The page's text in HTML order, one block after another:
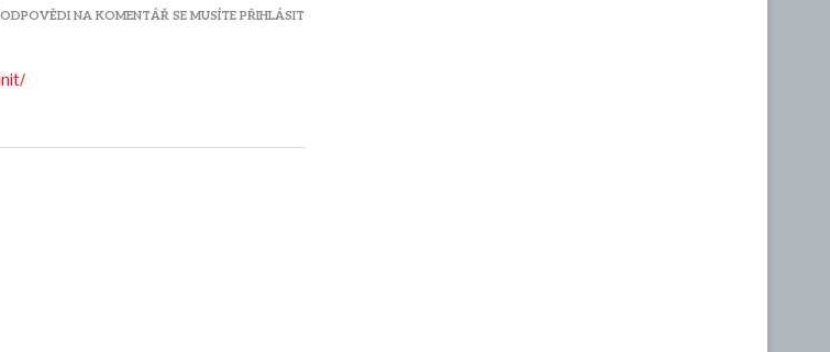
NA KOMENTÁŘ SE MUSÍTE PŘIHLÁSIT